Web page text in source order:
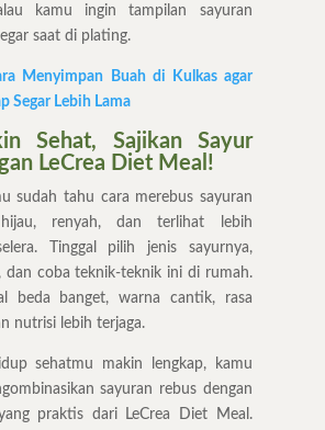
kamu ingin tampilan sayuran
saat di plating.
Menyimpan Buah di Kulkas agar
Segar Lebih Lama
Sehat, Sajikan Sayur
LeCrea Diet Meal!
sudah tahu cara merebus sayuran
renyah, dan terlihat lebih
Tinggal pilih jenis sayurnya,
dan coba teknik-teknik ini di rumah.
beda banget, warna cantik, rasa
nutrisi lebih terjaga.
sehatmu makin lengkap, kamu
sayuran rebus dengan
praktis dari LeCrea Diet Meal.